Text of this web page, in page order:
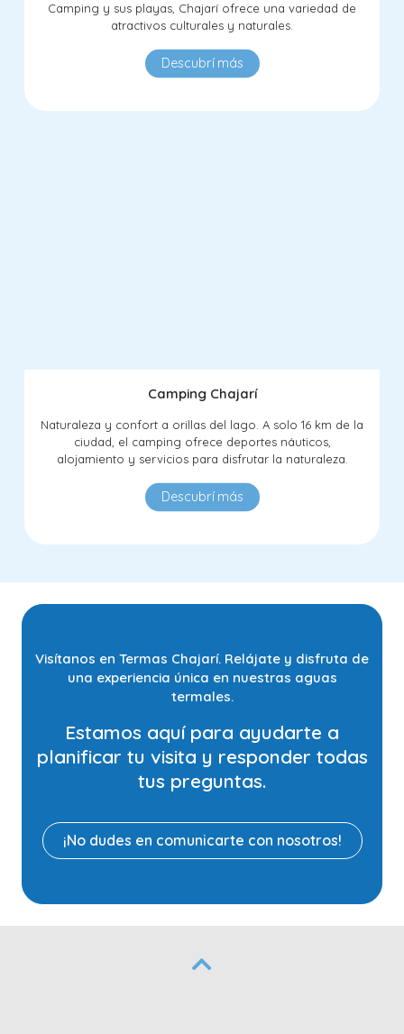
Camping y sus playas, Chajarí ofrece una variedad de
atractivos culturales y naturales.
Descubrí más
Camping Chajarí
Naturaleza y confort a orillas del lago. A solo 16 km de la
ciudad, el camping ofrece deportes náuticos,
alojamiento y servicios para disfrutar la naturaleza.
Descubrí más
Visítanos en Termas Chajarí. Relájate y disfruta de
una experiencia única en nuestras aguas
termales.
Estamos aquí para ayudarte a
planificar tu visita y responder todas
tus preguntas.
¡No dudes en comunicarte con nosotros!